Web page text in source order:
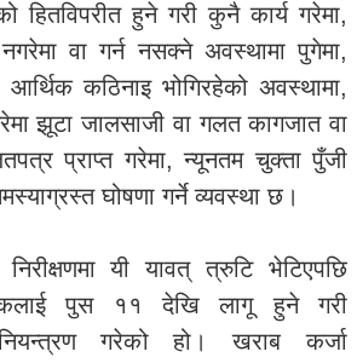
हितविपरीत हुने गरी कुनै कार्य गरेमा,
नगरेमा वा गर्न नसक्ने अवस्थामा पुगेमा,
आर्थिक कठिनाइ भोगिरहेको अवस्थामा,
झूटा जालसाजी वा गलत कागजात वा
प्राप्त गरेमा, न्यूनतम चुक्ता पुँजी
घोषणा गर्ने व्यवस्था छ।
यी यावत् त्रुटि भेटिएपछि
पुस ११ देखि लागू हुने गरी
गरेको हो। खराब कर्जा